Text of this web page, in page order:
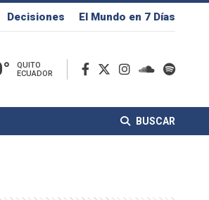
Decisiones El Mundo en 7 Días
QUITO
ECUADOR
BUSCAR